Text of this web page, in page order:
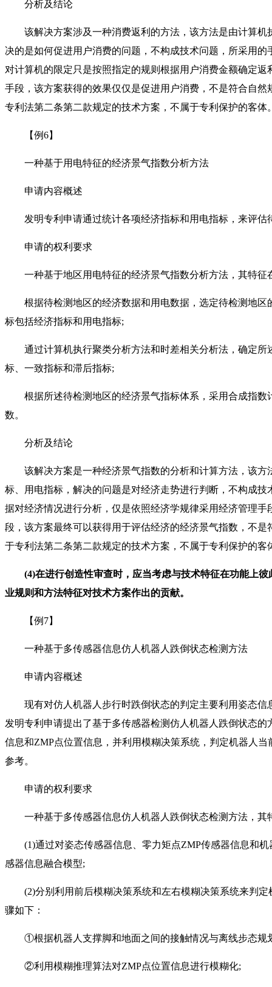
分析及结论
该解决方案涉及一种消费返利的方法，该方法是由计算机
决的是如何促进用户消费的问题，不构成技术问题，所采用
对计算机的限定只是按照指定的规则根据用户消费金额确定
手段，该方案获得的效果仅仅是促进用户消费，不是符合自
专利法第二条第二款规定的技术方案，不属于专利保护的客体
【例6】
一种基于用电特征的经济景气指数分析方法
申请内容概述
发明专利申请通过统计各项经济指标和用电指标，来评估
申请的权利要求
一种基于地区用电特征的经济景气指数分析方法，其特征
根据待检测地区的经济数据和用电数据，选定待检测地区
标包括经济指标和用电指标;
通过计算机执行聚类分析方法和时差相关分析法，确定所
标、一致指标和滞后指标;
根据所述待检测地区的经济景气指标体系，采用合成指数
数。
分析及结论
该解决方案是一种经济景气指数的分析和计算方法，该方
标、用电指标，解决的问题是对经济走势进行判断，不构成
据对经济情况进行分析，仅是依照经济学规律采用经济管理
段，该方案最终可以获得用于评估经济的经济景气指数，不
于专利法第二条第二款规定的技术方案，不属于专利保护的客
(4)在进行创造性审查时，应当考虑与技术特征在功能上
业规则和方法特征对技术方案作出的贡献。
【例7】
一种基于多传感器信息仿人机器人跌倒状态检测方法
申请内容概述
现有对仿人机器人步行时跌倒状态的判定主要利用姿态信
发明专利申请提出了基于多传感器检测仿人机器人跌倒状态
信息和ZMP点位置信息，并利用模糊决策系统，判定机器人
参考。
申请的权利要求
一种基于多传感器信息仿人机器人跌倒状态检测方法，其
(1)通过对姿态传感器信息、零力矩点ZMP传感器信息和机
感器信息融合模型;
(2)分别利用前后模糊决策系统和左右模糊决策系统来判定
骤如下：
①根据机器人支撑脚和地面之间的接触情况与离线步态规
②利用模糊推理算法对ZMP点位置信息进行模糊化;